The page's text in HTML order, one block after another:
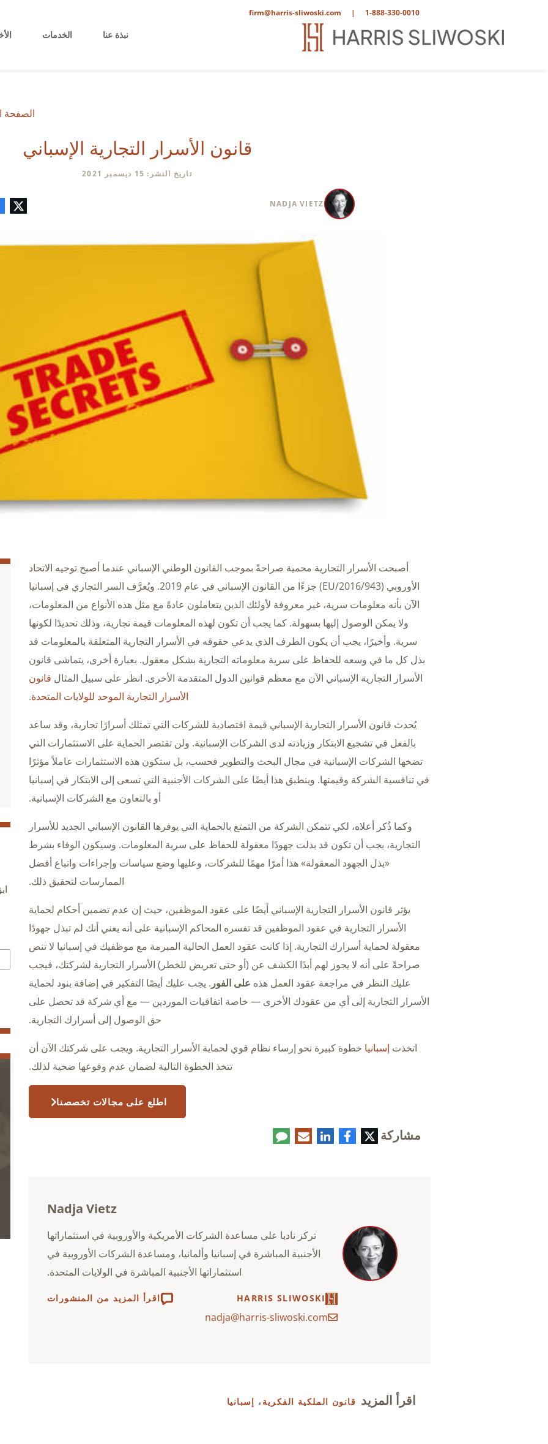
1-888-330-0010
|
firm@harris-sliwoski.com
نبذة عنا الخدمات
الصفحة
قانون الأسرار التجارية الإسباني
تاريخ النشر: 15 ديسمبر 2021
NADJA VIETZ
الإلكتروني
تعليق
أصبحت الأسرار التجارية محمية صراحةً بموجب القانون الوطني الإسباني عندما أصبح توجيه الاتحاد
الأوروبي (2016/943/EU) جزءًا من القانون الإسباني في عام 2019. ويُعرَّف السر التجاري في إسبانيا
الآن بأنه معلومات سرية، غير معروفة لأولئك الذين يتعاملون عادةً مع مثل هذه الأنواع من المعلومات،
ولا يمكن الوصول إليها بسهولة. كما يجب أن تكون لهذه المعلومات قيمة تجارية، وذلك تحديدًا لكونها
سرية. وأخيرًا، يجب أن يكون الطرف الذي يدعي حقوقه في الأسرار التجارية المتعلقة بالمعلومات قد
بذل كل ما في وسعه للحفاظ على سرية معلوماته التجارية بشكل معقول. بعبارة أخرى، يتماشى قانون
الأسرار التجارية الإسباني الآن مع معظم قوانين الدول المتقدمة الأخرى. انظر على سبيل المثال قانون
الأسرار التجارية الموحد للولايات المتحدة.
يُحدث قانون الأسرار التجارية الإسباني قيمة اقتصادية للشركات التي تمتلك أسرارًا تجارية، وقد ساعد
بالفعل في تشجيع الابتكار وزيادته لدى الشركات الإسبانية. ولن تقتصر الحماية على الاستثمارات التي
تضخها الشركات الإسبانية في مجال البحث والتطوير فحسب، بل ستكون هذه الاستثمارات عاملاً مؤثرًا
في تنافسية الشركة وقيمتها. وينطبق هذا أيضًا على الشركات الأجنبية التي تسعى إلى الابتكار في إسبانيا
أو بالتعاون مع الشركات الإسبانية.
وكما ذُكر أعلاه، لكي تتمكن الشركة من التمتع بالحماية التي يوفرها القانون الإسباني الجديد للأسرار
التجارية، يجب أن تكون قد بذلت جهودًا معقولة للحفاظ على سرية المعلومات. وسيكون الوفاء بشرط
«بذل الجهود المعقولة» هذا أمرًا مهمًا للشركات، وعليها وضع سياسات وإجراءات واتباع أفضل
الممارسات لتحقيق ذلك.
يؤثر قانون الأسرار التجارية الإسباني أيضًا على عقود الموظفين، حيث إن عدم تضمين أحكام لحماية
الأسرار التجارية في عقود الموظفين قد تفسره المحاكم الإسبانية على أنه يعني أنك لم تبذل جهودًا
معقولة لحماية أسرارك التجارية. إذا كانت عقود العمل الحالية المبرمة مع موظفيك في إسبانيا لا تنص
صراحةً على أنه لا يجوز لهم أبدًا الكشف عن (أو حتى تعريض للخطر) الأسرار التجارية لشركتك، فيجب
عليك النظر في مراجعة عقود العمل هذه على الفور . يجب عليك أيضًا التفكير في إضافة بنود لحماية
الأسرار التجارية إلى أي من عقودك الأخرى — خاصة اتفاقيات الموردين — مع أي شركة قد تحصل على
حق الوصول إلى أسرارك التجارية.
اتخذت إسبانيا خطوة كبيرة نحو إرساء نظام قوي لحماية الأسرار التجارية. ويجب على شركتك الآن أن
تتخذ الخطوة التالية لضمان عدم وقوعها ضحية لذلك.
اطلع على مجالات تخصصنا
مشاركة
تويتر فيسبوكلينكدإنالبريد
الإلكتروني
تعليق
Nadja Vietz
تركز ناديا على مساعدة الشركات الأمريكية والأوروبية في استثماراتها
الأجنبية المباشرة في إسبانيا وألمانيا، ومساعدة الشركات الأوروبية في
استثماراتها الأجنبية المباشرة في الولايات المتحدة.
HARRIS SLIWOSKI اقرأ المزيد من المنشورات
nadja@harris-sliwoski.com
اقرأ المزيد قانون الملكية الفكرية ، إسبانيا